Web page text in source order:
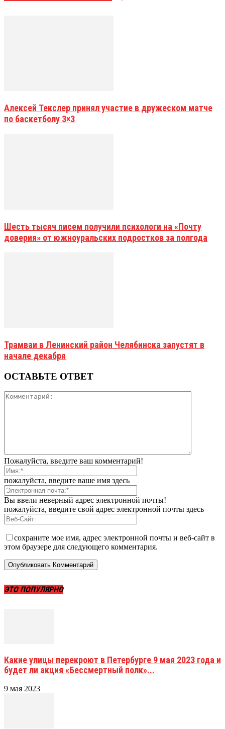
Алексей Текслер принял участие в дружеском матче
по баскетболу 3×3
Шесть тысяч писем получили психологи на «Почту
доверия» от южноуральских подростков за полгода
Трамваи в Ленинский район Челябинска запустят в
начале декабря
ОСТАВЬТЕ ОТВЕТ
Пожалуйста, введите ваш комментарий!
пожалуйста, введите ваше имя здесь
Вы ввели неверный адрес электронной почты!
пожалуйста, введите свой адрес электронной почты здесь
сохраните мое имя, адрес электронной почты и веб-сайт в
этом браузере для следующего комментария.
ЭТО ПОПУЛЯРНО
Какие улицы перекроют в Петербурге 9 мая 2023 года и
будет ли акция «Бессмертный полк»...
9 мая 2023